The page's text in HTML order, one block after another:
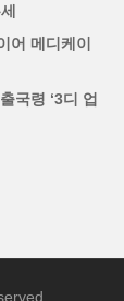
어 메디케이
국령 ‘3디 업